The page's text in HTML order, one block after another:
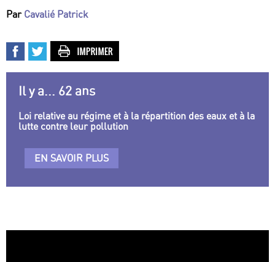
Par Cavalié Patrick
Il y a... 62 ans
Loi relative au régime et à la répartition des eaux et à la
lutte contre leur pollution
EN SAVOIR PLUS